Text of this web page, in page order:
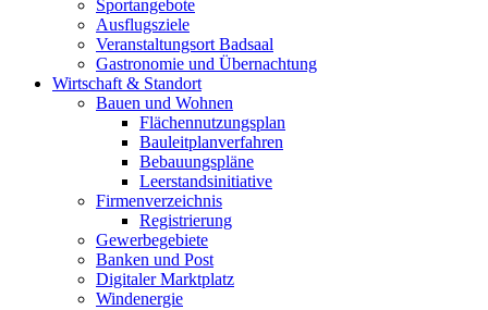
Sportangebote
Ausflugsziele
Veranstaltungsort Badsaal
Gastronomie und Übernachtung
Wirtschaft & Standort
Bauen und Wohnen
Flächennutzungsplan
Bauleitplanverfahren
Bebauungspläne
Leerstandsinitiative
Firmenverzeichnis
Registrierung
Gewerbegebiete
Banken und Post
Digitaler Marktplatz
Windenergie